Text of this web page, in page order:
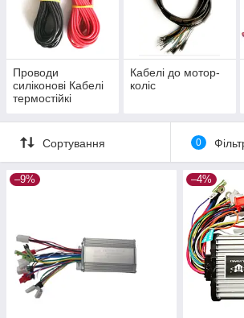
Проводи
силіконові Кабелі
термостійкі
Кабелі до мотор-
коліс
Сортування 0
–9% –4%